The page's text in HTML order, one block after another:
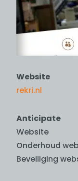
Website
rekri.nl
Anticipate
Website
Onderhoud
Beveiliging